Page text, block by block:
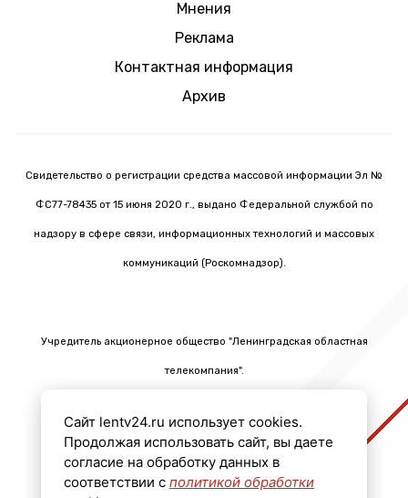
Мнения
Реклама
Контактная информация
Архив
Свидетельство о регистрации средства массовой информации Эл №
ФС77-78435 от 15 июня 2020 г., выдано Федеральной службой по
надзору в сфере связи, информационных технологий и массовых
коммуникаций (Роскомнадзор).
Учредитель акционерное общество "Ленинградская областная
телекомпания".
Телефон: +7 (812) 640-6114
Email: info@lentv24.ru
Размещение рекламы admitriev@lentv24.ru
Сайт lentv24.ru использует cookies.
Продолжая использовать сайт, вы даете
согласие на обработку данных в
соответствии с политикой обработки